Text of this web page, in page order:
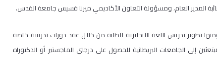
المدير العام، ومسؤولة التعاون الأكاديمي ميرنا قسيس جامعة القدس.
تطوير تدريس اللغة الانجليزية للطلبة من خلال عقد دورات تدريبية خاصة
إلى الجامعات البريطانية للحصول على درجتي الماجستير أو الدكتوراه